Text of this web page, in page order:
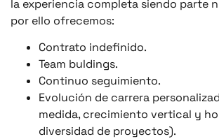
la experiencia completa siendo parte
por ello ofrecemos:
Contrato indefinido.
Team buldings.
Continuo seguimiento.
Evolución de carrera
medida, crecimiento vertical y
diversidad de proyectos).